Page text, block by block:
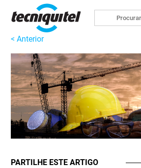
< Anterior
PARTILHE ESTE ARTIGO